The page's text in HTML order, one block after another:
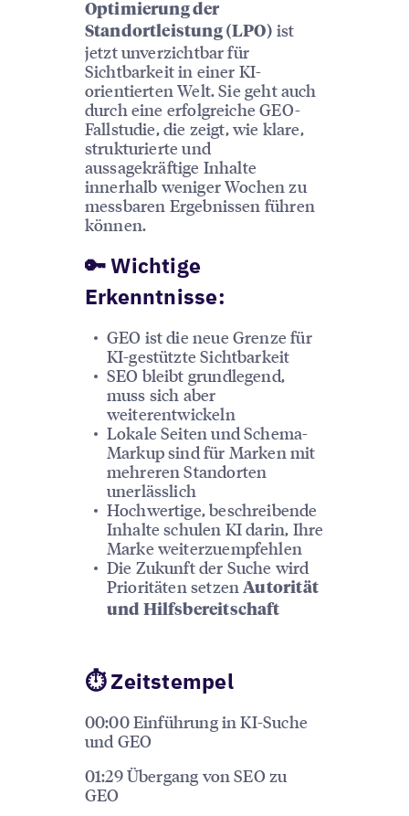
Optimierung der
Standortleistung (LPO) ist
jetzt unverzichtbar für
Sichtbarkeit in einer KI-
orientierten Welt. Sie geht auch
durch eine erfolgreiche GEO-
Fallstudie, die zeigt, wie klare,
strukturierte und
aussagekräftige Inhalte
innerhalb weniger Wochen zu
messbaren Ergebnissen führen
können.
🔑 Wichtige
Erkenntnisse:
GEO ist die neue Grenze für
KI-gestützte Sichtbarkeit
SEO bleibt grundlegend,
muss sich aber
weiterentwickeln
Lokale Seiten und Schema-
Markup sind für Marken mit
mehreren Standorten
unerlässlich
Hochwertige, beschreibende
Inhalte schulen KI darin, Ihre
Marke weiterzuempfehlen
Die Zukunft der Suche wird
Prioritäten setzen Autorität
und Hilfsbereitschaft
⏱ Zeitstempel
00:00 Einführung in KI-Suche
und GEO
01:29 Übergang von SEO zu
GEO